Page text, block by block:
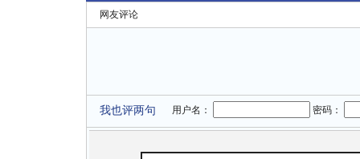
网友评论
我也评两句 用户名： 密码：